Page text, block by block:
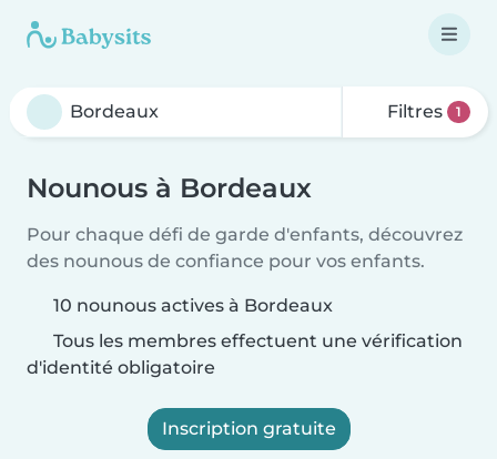
Filtres 1
Nounous à Bordeaux
Pour chaque défi de garde d'enfants, découvrez
des nounous de confiance pour vos enfants.
10 nounous actives à Bordeaux
Tous les membres effectuent une vérification
d'identité obligatoire
Inscription gratuite